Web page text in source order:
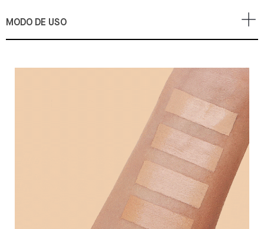
MODO DE USO